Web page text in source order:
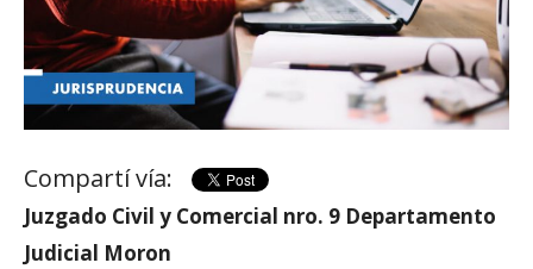
Compartí vía:
Juzgado Civil y Comercial nro. 9 Departamento
Judicial Moron